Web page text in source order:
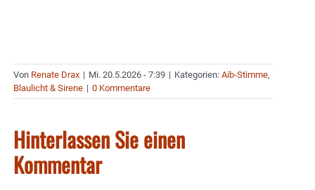
Von Renate Drax | Mi. 20.5.2026 - 7:39 | Kategorien: Aib-Stimme,
Blaulicht & Sirene | 0 Kommentare
Hinterlassen Sie einen
Kommentar